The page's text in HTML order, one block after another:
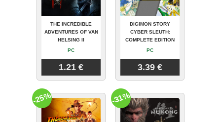
THE INCREDIBLE
ADVENTURES OF VAN
HELSING II
PC
1.21 €
DIGIMON STORY
CYBER SLEUTH:
COMPLETE EDITION
PC
3.39 €
-25% -31%